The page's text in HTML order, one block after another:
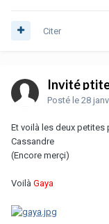
Citer
Invité
Posté le 28
Et voilà les deux petites
Cassandre
(Encore merçi)
Voilà Gaya